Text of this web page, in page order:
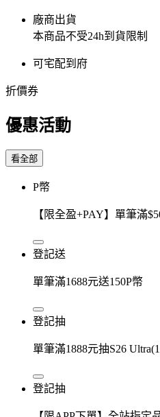
廠商出貨
本商品不受24h到貨限制
可宅配到府
折價券
優惠活動
看全部
P幣
【限全盈+PAY】單筆滿
登記送
單筆滿1688元送150P幣
登記抽
單筆滿1888元抽S26
登記抽